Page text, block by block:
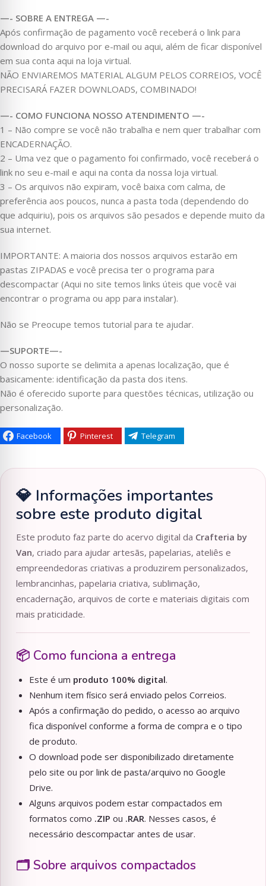
—- SOBRE A ENTREGA —-
Após confirmação de pagamento você receberá o link para
download do arquivo por e-mail ou aqui, além de ficar disponível
em sua conta aqui na loja virtual.
NÃO ENVIAREMOS MATERIAL ALGUM PELOS CORREIOS, VOCÊ
PRECISARÁ FAZER DOWNLOADS, COMBINADO!
—- COMO FUNCIONA NOSSO ATENDIMENTO —-
1 – Não compre se você não trabalha e nem quer trabalhar com
ENCADERNAÇÃO.
2 – Uma vez que o pagamento foi confirmado, você receberá o
link no seu e-mail e aqui na conta da nossa loja virtual.
3 – Os arquivos não expiram, você baixa com calma, de
preferência aos poucos, nunca a pasta toda (dependendo do
que adquiriu), pois os arquivos são pesados e depende muito da
sua internet.
IMPORTANTE: A maioria dos nossos arquivos estarão em
pastas ZIPADAS e você precisa ter o programa para
descompactar (Aqui no site temos links úteis que você vai
encontrar o programa ou app para instalar).
Não se Preocupe temos tutorial para te ajudar.
—SUPORTE—-
O nosso suporte se delimita a apenas localização, que é
basicamente: identificação da pasta dos itens.
Não é oferecido suporte para questões técnicas, utilização ou
personalização.
Facebook Pinterest Telegram
💎 Informações importantes
sobre este produto digital
Este produto faz parte do acervo digital da Crafteria by
Van, criado para ajudar artesãs, papelarias, ateliês e
empreendedoras criativas a produzirem personalizados,
lembrancinhas, papelaria criativa, sublimação,
encadernação, arquivos de corte e materiais digitais com
mais praticidade.
📦 Como funciona a entrega
Este é um produto 100% digital.
Nenhum item físico será enviado pelos Correios.
Após a confirmação do pedido, o acesso ao arquivo
fica disponível conforme a forma de compra e o tipo
de produto.
O download pode ser disponibilizado diretamente
pelo site ou por link de pasta/arquivo no Google
Drive.
Alguns arquivos podem estar compactados em
formatos como .ZIP ou .RAR. Nesses casos, é
necessário descompactar antes de usar.
🗂️ Sobre arquivos compactados